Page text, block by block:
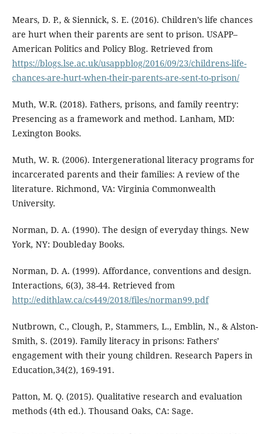
Mears, D. P., & Siennick, S. E. (2016). Children’s life chances
are hurt when their parents are sent to prison. USAPP–
American Politics and Policy Blog. Retrieved from
https://blogs.lse.ac.uk/usappblog/2016/09/23/childrens-life-
chances-are-hurt-when-their-parents-are-sent-to-prison/
Muth, W.R. (2018). Fathers, prisons, and family reentry:
Presencing as a framework and method. Lanham, MD:
Lexington Books.
Muth, W. R. (2006). Intergenerational literacy programs for
incarcerated parents and their families: A review of the
literature. Richmond, VA: Virginia Commonwealth
University.
Norman, D. A. (1990). The design of everyday things. New
York, NY: Doubleday Books.
Norman, D. A. (1999). Affordance, conventions and design.
Interactions, 6(3), 38-44. Retrieved from
http://edithlaw.ca/cs449/2018/files/norman99.pdf
Nutbrown, C., Clough, P., Stammers, L., Emblin, N., & Alston-
Smith, S. (2019). Family literacy in prisons: Fathers’
engagement with their young children. Research Papers in
Education,34(2), 169-191.
Patton, M. Q. (2015). Qualitative research and evaluation
methods (4th ed.). Thousand Oaks, CA: Sage.